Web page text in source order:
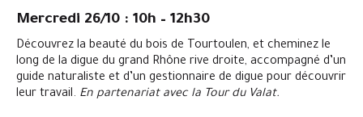
Mercredi 26/10 : 10h – 12h30
Découvrez la beauté du bois de Tourtoulen, et cheminez le
long de la digue du grand Rhône rive droite, accompagné d’un
guide naturaliste et d’un gestionnaire de digue pour découvrir
leur travail. En partenariat avec la Tour du Valat.